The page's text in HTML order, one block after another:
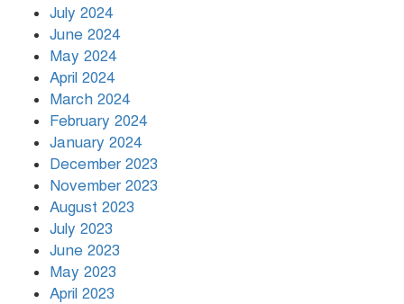
July 2024
June 2024
May 2024
April 2024
March 2024
February 2024
January 2024
December 2023
November 2023
August 2023
July 2023
June 2023
May 2023
April 2023